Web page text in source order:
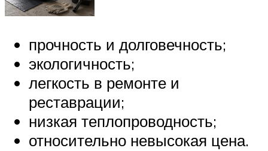
прочность и долговечность;
экологичность;
легкость в ремонте и
реставрации;
низкая теплопроводность;
относительно невысокая цена.